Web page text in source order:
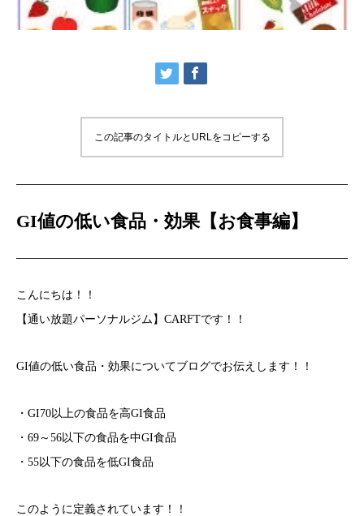
この記事のタイトルとURLをコピーする
GI値の低い食品・効果【お食事編】
こんにちは！！
【通い放題パーソナルジム】CARFTです！！
GI値の低い食品・効果についてブログでお伝えします！！
・GI70以上の食品を高GI食品
・69～56以下の食品を中GI食品
・55以下の食品を低GI食品
このように定義されています！！